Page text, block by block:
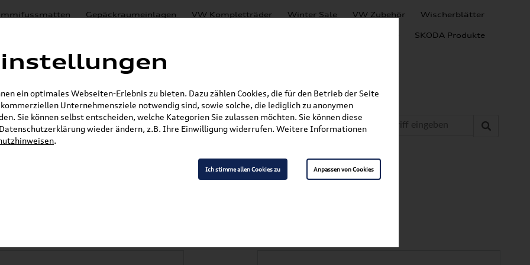
Gepäckraumeinlagen VW Kompletträder Winter Sale VW Zubehör Wischerblätter
SEAT Produkte SKODA Produkte
Lackierungen
E-Mail
Heckscheibe 8V3955425
/ RS3 (8V) Wischerblatt /
8V3955425
ein optimales Webseiten-Erlebnis zu bieten. Dazu zählen Cookies, die für den Betrieb der Seite
Unternehmensziele notwendig sind, sowie solche, die lediglich zu anonymen
Sie können selbst entscheiden, welche Kategorien Sie zulassen möchten. Sie können diese
wieder ändern, z.B. Ihre Einwilligung widerrufen. Weitere Informationen
.
Ich stimme allen Cookies zu Anpassen von Cookies